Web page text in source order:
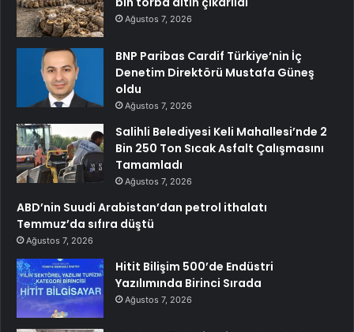
Ağustos 7, 2026
BNP Paribas Cardif Türkiye’nin İç
Denetim Direktörü Mustafa Güneş
oldu
Ağustos 7, 2026
Salihli Belediyesi Keli Mahallesi’nde 2
Bin 250 Ton Sıcak Asfalt Çalışmasını
Tamamladı
Ağustos 7, 2026
ABD’nin Suudi Arabistan’dan petrol ithalatı
Temmuz’da sıfıra düştü
Ağustos 7, 2026
Hitit Bilişim 500’de Endüstri
Yazılımında Birinci Sırada
Ağustos 7, 2026